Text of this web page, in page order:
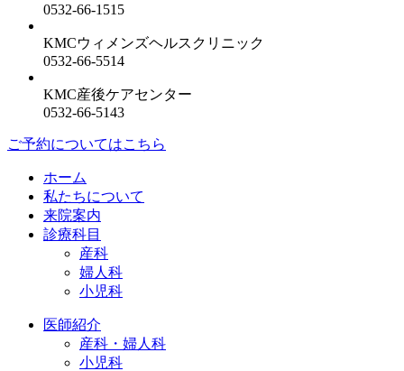
0532-66-1515
KMCウィメンズヘルスクリニック
0532-66-5514
KMC産後ケアセンター
0532-66-5143
ご予約についてはこちら
ホーム
私たちについて
来院案内
診療科目
産科
婦人科
小児科
医師紹介
産科・婦人科
小児科